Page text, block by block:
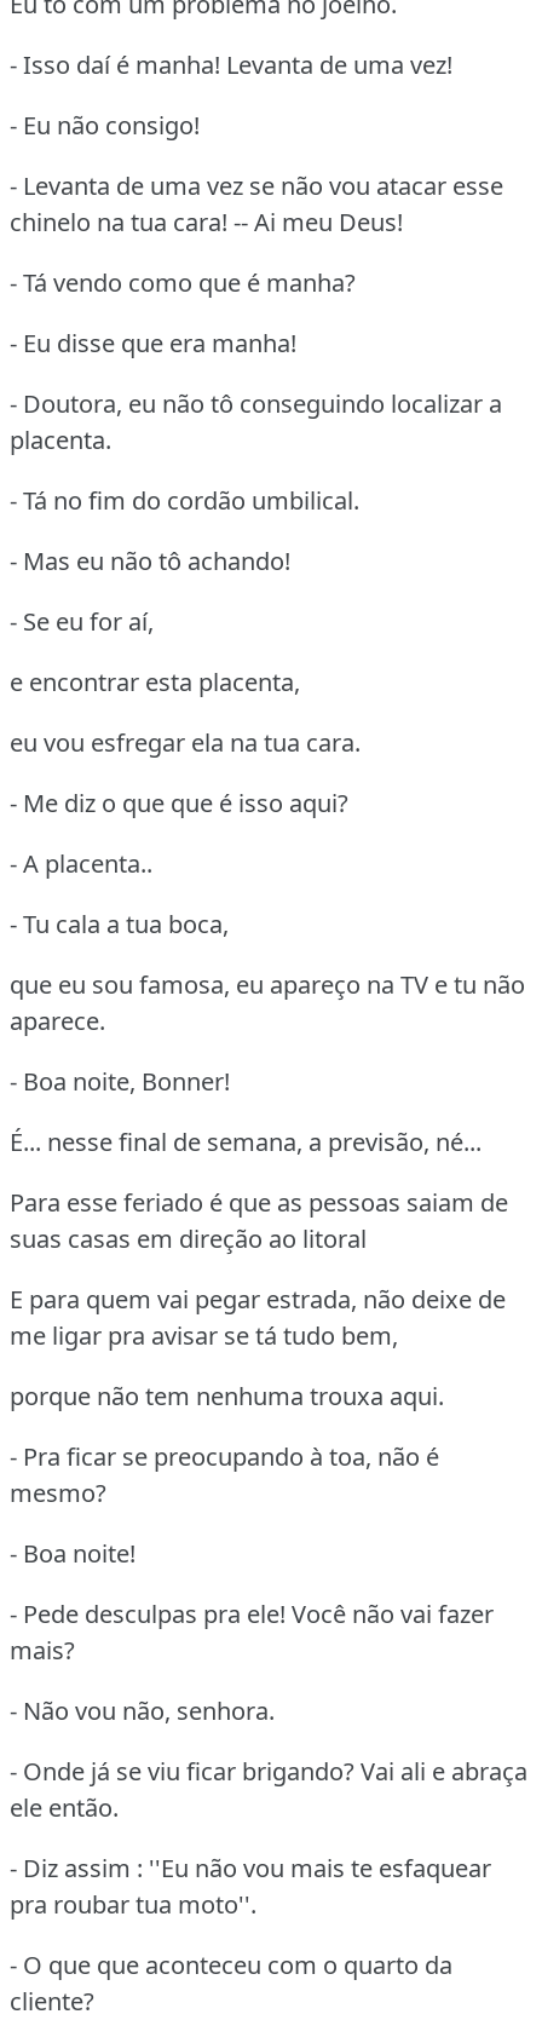
- Isso daí é manha! Levanta de uma vez!
- Eu não consigo!
- Levanta de uma vez se não vou atacar esse
chinelo na tua cara! -- Ai meu Deus!
- Tá vendo como que é manha?
- Eu disse que era manha!
- Doutora, eu não tô conseguindo localizar a
placenta.
- Tá no fim do cordão umbilical.
- Mas eu não tô achando!
- Se eu for aí,
e encontrar esta placenta,
eu vou esfregar ela na tua cara.
- Me diz o que que é isso aqui?
- A placenta..
- Tu cala a tua boca,
que eu sou famosa, eu apareço na TV e tu não
aparece.
- Boa noite, Bonner!
É... nesse final de semana, a previsão, né...
Para esse feriado é que as pessoas saiam de
suas casas em direção ao litoral
E para quem vai pegar estrada, não deixe de
me ligar pra avisar se tá tudo bem,
porque não tem nenhuma trouxa aqui.
- Pra ficar se preocupando à toa, não é
mesmo?
- Boa noite!
- Pede desculpas pra ele! Você não vai fazer
mais?
- Não vou não, senhora.
- Onde já se viu ficar brigando? Vai ali e abraça
ele então.
- Diz assim : ''Eu não vou mais te esfaquear
pra roubar tua moto''.
- O que que aconteceu com o quarto da
cliente?